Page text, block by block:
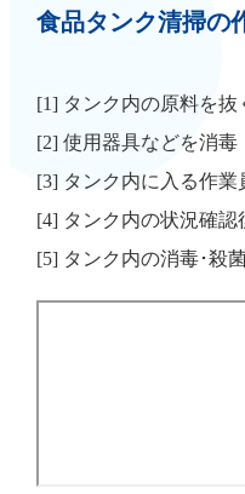
食品タンク清掃の
[1] タンク内の原料を抜
[2] 使用器具などを消毒
[3] タンク内に入る作
[4] タンク内の状況確
[5] タンク内の消毒･殺